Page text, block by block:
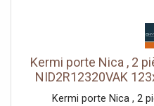
Kermi porte Nica , 2
NID2R12320VAK
verre de sécurité
Kermi porte Nica , 2